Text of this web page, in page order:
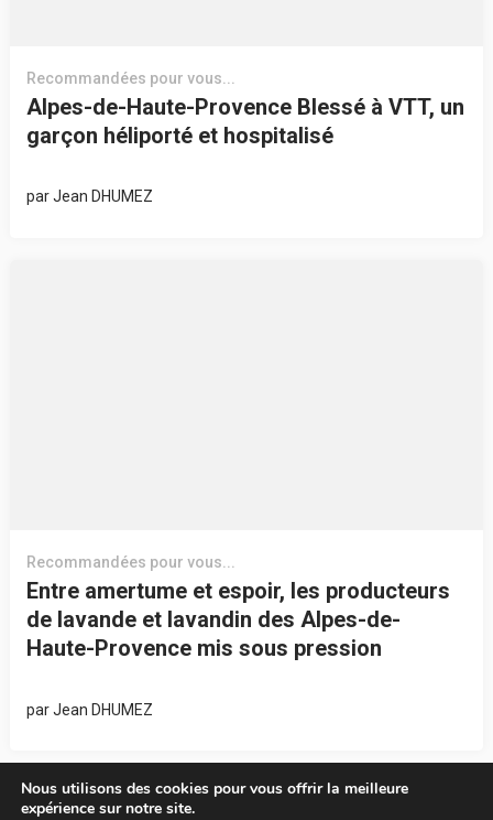
Recommandées pour vous...
Alpes-de-Haute-Provence Blessé à VTT, un
garçon héliporté et hospitalisé
parJean DHUMEZ
Recommandées pour vous...
Entre amertume et espoir, les producteurs
de lavande et lavandin des Alpes-de-
Haute-Provence mis sous pression
parJean DHUMEZ
Nous utilisons des cookies pour vous offrir la meilleure
expérience sur notre site.